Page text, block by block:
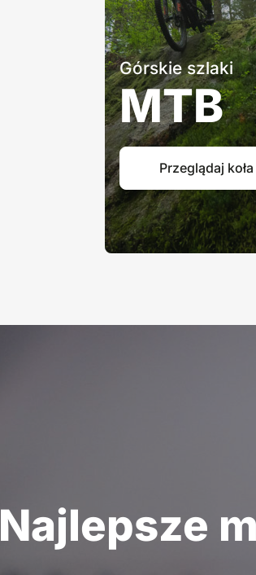
Górskie szlaki
MTB
Przeglądaj koła
Najlepsze